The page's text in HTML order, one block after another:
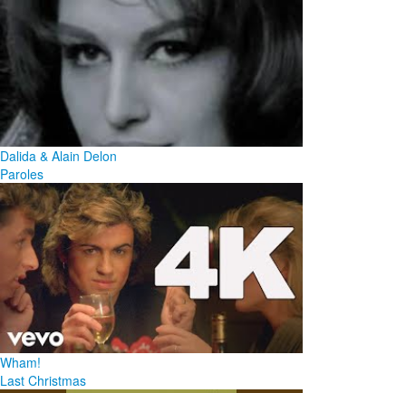
Dalida & Alain Delon
Paroles
Wham!
Last Christmas